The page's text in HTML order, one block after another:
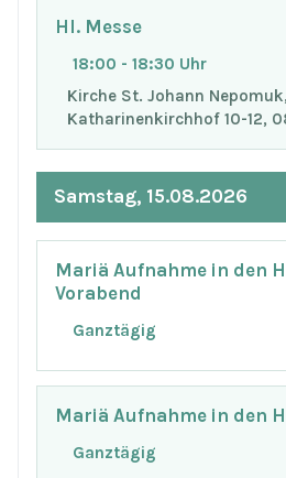
Hl. Messe
18:00 - 18:30 Uhr
Kirche St. Johann Nepomuk,
Katharinenkirchhof 10-12,
Samstag, 15.08.2026
Mariä Aufnahme in den
Vorabend
Ganztägig
Mariä Aufnahme in den
Ganztägig